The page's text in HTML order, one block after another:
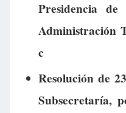
Presidencia
Administración
c
Resolución de
Subsecretaría,